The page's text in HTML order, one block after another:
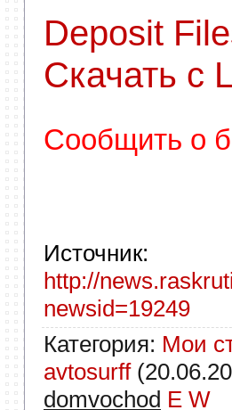
Deposit
Скачать с
Сообщить о
Источник:
http://
newsid=19249
Категория: Мои
avtosurff
domvochod E W